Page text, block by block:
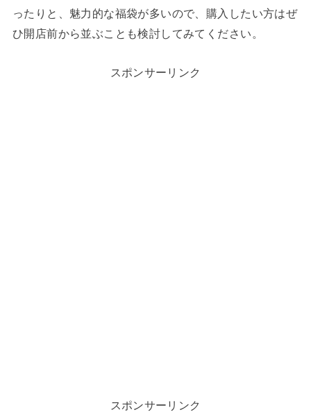
ったりと、魅力的な福袋が多いので、購入したい方はぜ
ひ開店前から並ぶことも検討してみてください。
スポンサーリンク
スポンサーリンク